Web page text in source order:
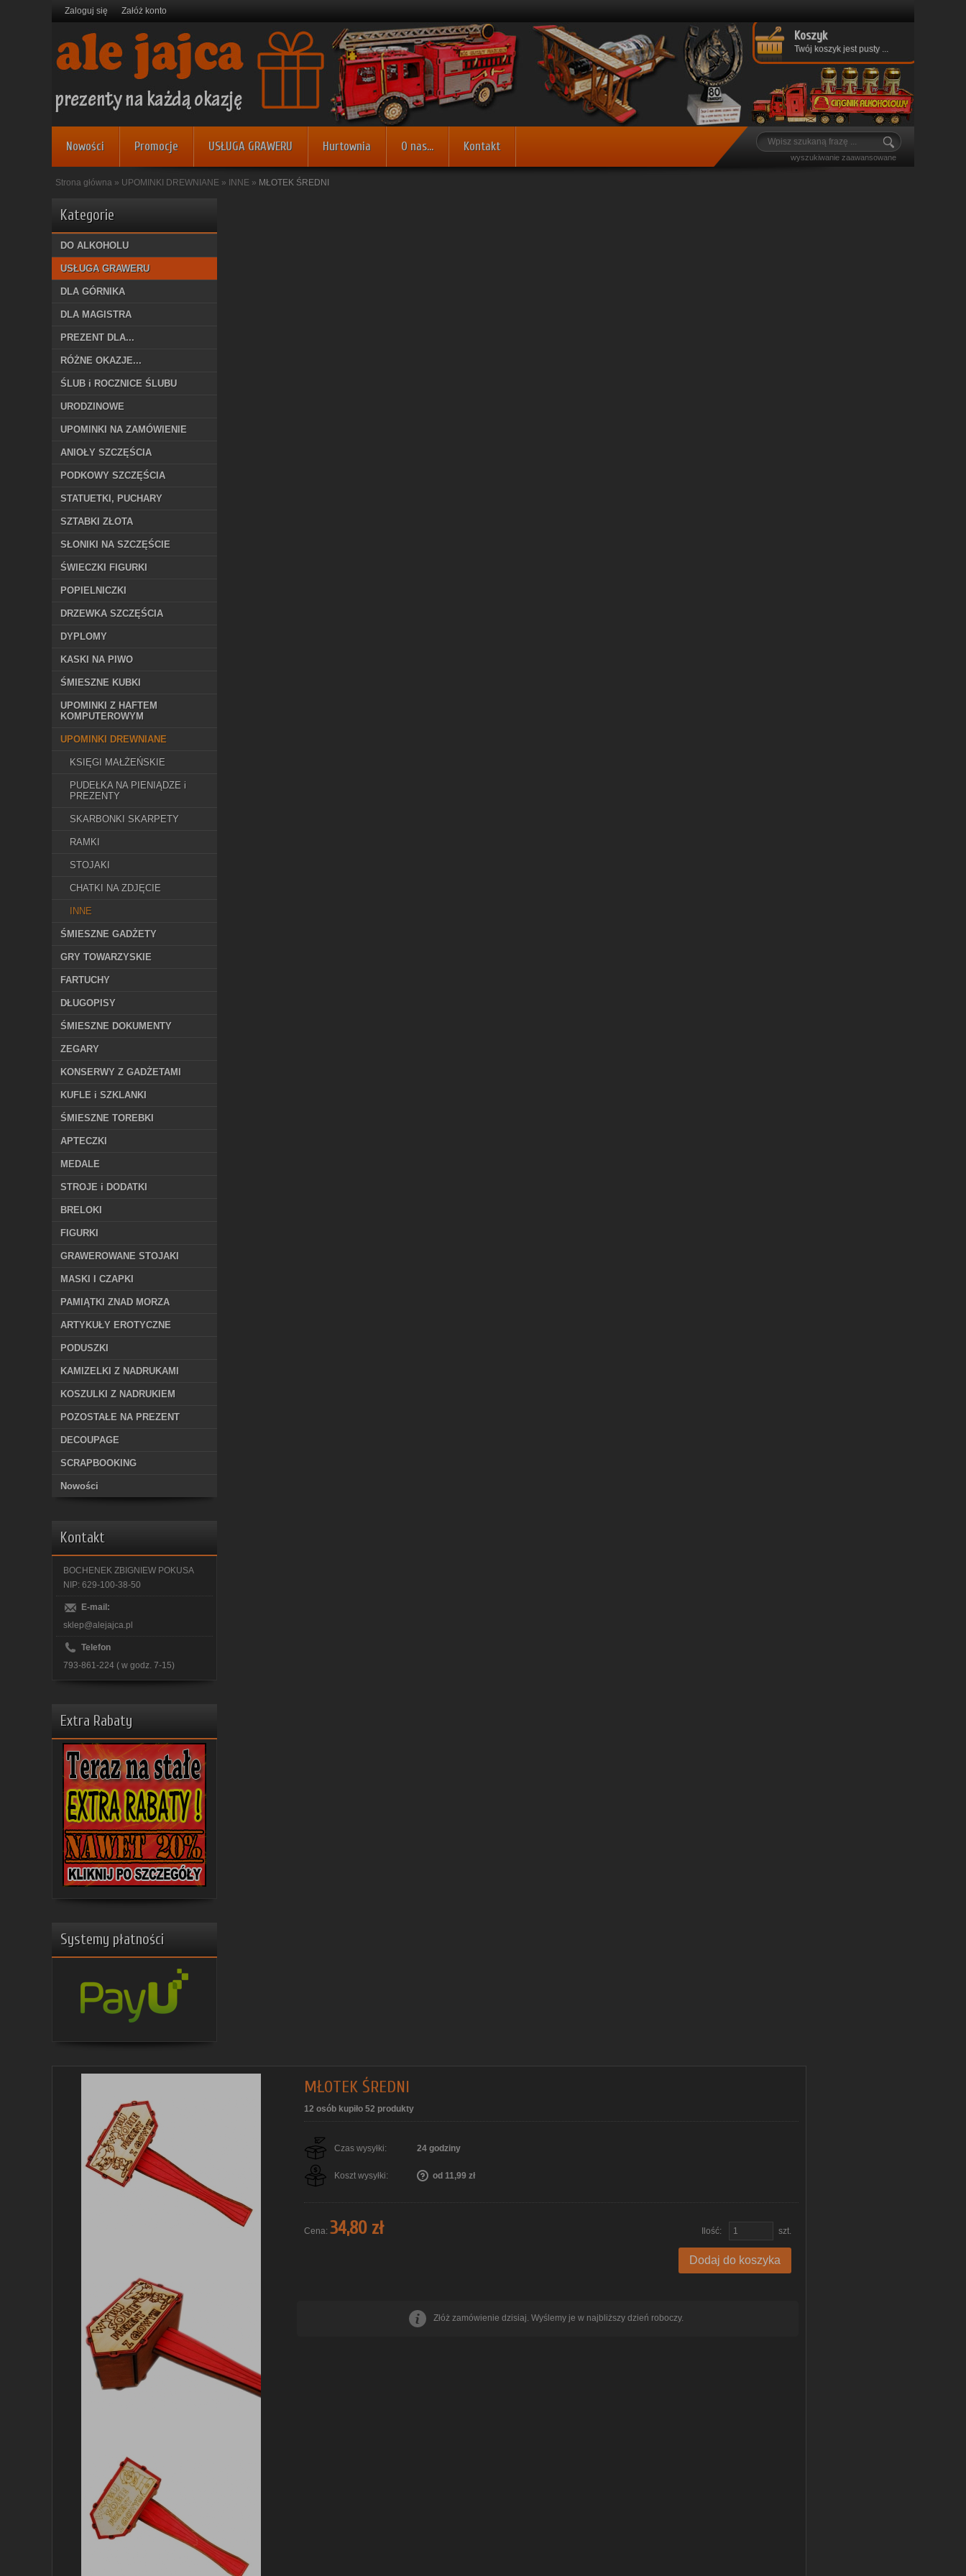
Koszyk
Twój koszyk jest pusty ...
Zaloguj się Załóż konto
wyszukiwanie zaawansowane
Nowości Promocje USŁUGA GRAWERU Hurtownia O nas... Kontakt
Strona główna » UPOMINKI DREWNIANE » INNE » MŁOTEK ŚREDNI
Kategorie
DO ALKOHOLU
USŁUGA GRAWERU
DLA GÓRNIKA
DLA MAGISTRA
PREZENT DLA...
RÓŻNE OKAZJE...
ŚLUB i ROCZNICE ŚLUBU
URODZINOWE
UPOMINKI NA ZAMÓWIENIE
ANIOŁY SZCZĘŚCIA
PODKOWY SZCZĘŚCIA
STATUETKI, PUCHARY
SZTABKI ZŁOTA
SŁONIKI NA SZCZĘŚCIE
ŚWIECZKI FIGURKI
POPIELNICZKI
DRZEWKA SZCZĘŚCIA
DYPLOMY
KASKI NA PIWO
ŚMIESZNE KUBKI
UPOMINKI Z HAFTEM
KOMPUTEROWYM
UPOMINKI DREWNIANE
KSIĘGI MAŁŻEŃSKIE
PUDEŁKA NA PIENIĄDZE i
PREZENTY
SKARBONKI SKARPETY
RAMKI
STOJAKI
CHATKI NA ZDJĘCIE
INNE
ŚMIESZNE GADŻETY
GRY TOWARZYSKIE
FARTUCHY
DŁUGOPISY
ŚMIESZNE DOKUMENTY
ZEGARY
KONSERWY Z GADŻETAMI
KUFLE i SZKLANKI
ŚMIESZNE TOREBKI
APTECZKI
MEDALE
STROJE i DODATKI
BRELOKI
FIGURKI
GRAWEROWANE STOJAKI
MASKI I CZAPKI
PAMIĄTKI ZNAD MORZA
ARTYKUŁY EROTYCZNE
PODUSZKI
KAMIZELKI Z NADRUKAMI
KOSZULKI Z NADRUKIEM
POZOSTAŁE NA PREZENT
DECOUPAGE
SCRAPBOOKING
Nowości
Kontakt
BOCHENEK ZBIGNIEW POKUSA
NIP: 629-100-38-50
E-mail:
sklep@alejajca.pl
Telefon
793-861-224 ( w godz. 7-15)
Extra Rabaty
Systemy płatności
MŁOTEK ŚREDNI
12 osób kupiło 52 produkty
Czas wysyłki: 24 godziny
Koszt wysyłki: od 11,99 zł
Cena: 34,80 zł Ilość: szt.
Dodaj do koszyka
Złóż zamówienie dzisiaj. Wyślemy je w najbliższy dzień roboczy.